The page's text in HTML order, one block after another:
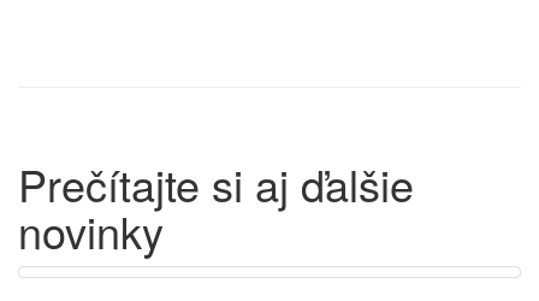
Prečítajte si aj ďalšie
novinky